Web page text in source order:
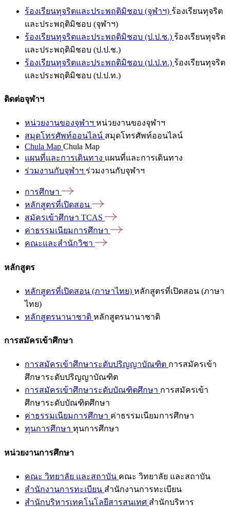
ร้องเรียนทุจริตและประพฤติมิชอบ (จุฬาฯ) ร้องเรียนทุจริต
และประพฤติมิชอบ (จุฬาฯ)
ร้องเรียนทุจริตและประพฤติมิชอบ (ป.ป.ช.) ร้องเรียนทุจริต
และประพฤติมิชอบ (ป.ป.ช.)
ร้องเรียนทุจริตและประพฤติมิชอบ (ป.ป.ท.) ร้องเรียนทุจริต
และประพฤติมิชอบ (ป.ป.ท.)
ติดต่อจุฬาฯ
หน่วยงานของจุฬาฯ หน่วยงานของจุฬาฯ
สมุดโทรศัพท์ออนไลน์ สมุดโทรศัพท์ออนไลน์
Chula Map Chula Map
แผนที่และการเดินทาง แผนที่และการเดินทาง
ร่วมงานกับจุฬาฯ ร่วมงานกับจุฬาฯ
การศึกษา
หลักสูตรที่เปิดสอน
สมัครเข้าศึกษา TCAS
ค่าธรรมเนียมการศึกษา
คณะและสำนักวิชา
หลักสูตร
หลักสูตรที่เปิดสอน (ภาษาไทย) หลักสูตรที่เปิดสอน (ภาษา
ไทย)
หลักสูตรนานาชาติ หลักสูตรนานาชาติ
การสมัครเข้าศึกษา
การสมัครเข้าศึกษาระดับปริญญาบัณฑิต การสมัครเข้า
ศึกษาระดับปริญญาบัณฑิต
การสมัครเข้าศึกษาระดับบัณฑิตศึกษา การสมัครเข้า
ศึกษาระดับบัณฑิตศึกษา
ค่าธรรมเนียมการศึกษา ค่าธรรมเนียมการศึกษา
ทุนการศึกษา ทุนการศึกษา
หน่วยงานการศึกษา
คณะ วิทยาลัย และสถาบัน คณะ วิทยาลัย และสถาบัน
สำนักงานการทะเบียน สำนักงานการทะเบียน
สำนักบริหารเทคโนโลยีสารสนเทศ สำนักบริหาร